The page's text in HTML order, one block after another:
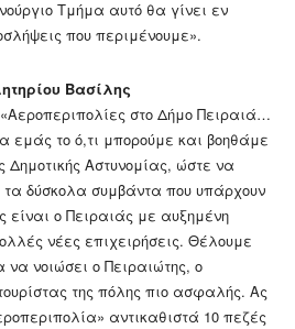
Τμήμα αυτό θα γίνει εν
που περιμένουμε».
Βασίλης
στο Δήμο Πειραιά…
εμάς το ό,τι μπορούμε και βοηθάμε
Δημοτικής Αστυνομίας, ώστε να
τα δύσκολα συμβάντα που υπάρχουν
είναι ο Πειραιάς με αυξημένη
νέες επιχειρήσεις. Θέλουμε
να νοιώσει ο Πειραιώτης, ο
της πόλης πιο ασφαλής. Ας
αντικαθιστά 10 πεζές